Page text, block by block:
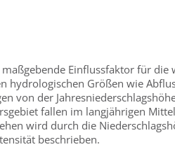
Einflussfaktor für die
hydrologischen Größen wie
von der
fallen im langjährigen
wird durch die
beschrieben.